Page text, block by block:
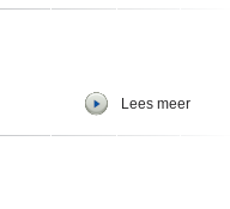
Lees meer